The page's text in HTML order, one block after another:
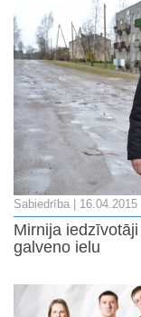
Sabiedrība | 16.04.2015
Mirnija
galveno ielu